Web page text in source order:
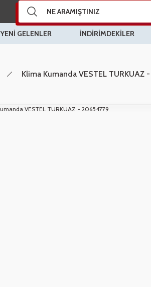
YENİ GELENLER İNDİRİMDEKİLER
Klima Kumanda VESTEL TURKUAZ